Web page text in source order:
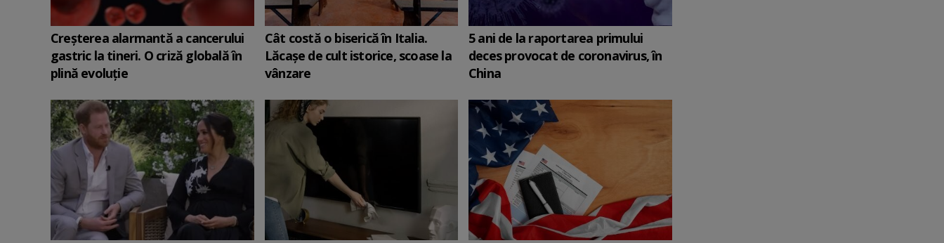
Creșterea alarmantă a cancerului
gastric la tineri. O criză globală în
plină evoluție
Cât costă o biserică în Italia.
Lăcașe de cult istorice, scoase la
vânzare
5 ani de la raportarea primului
deces provocat de coronavirus, în
China